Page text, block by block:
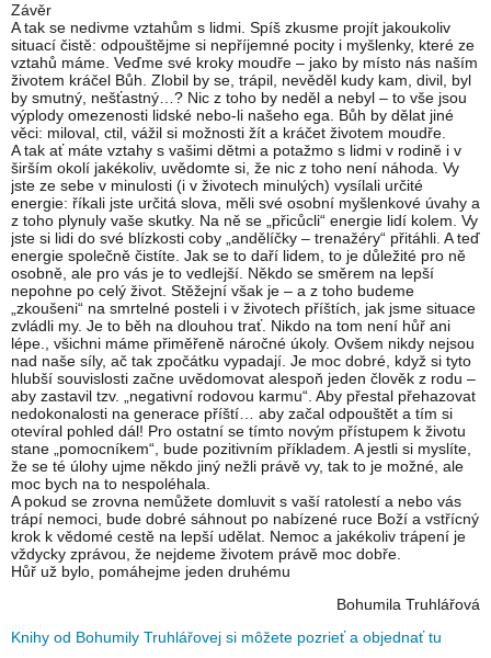
Závěr
A tak se nedivme vztahům s lidmi. Spíš zkusme projít jakoukoliv
situací čistě: odpouštějme si nepříjemné pocity i myšlenky, které ze
vztahů máme. Veďme své kroky moudře – jako by místo nás naším
životem kráčel Bůh. Zlobil by se, trápil, nevěděl kudy kam, divil, byl
by smutný, nešťastný…? Nic z toho by neděl a nebyl – to vše jsou
výplody omezenosti lidské nebo-li našeho ega. Bůh by dělat jiné
věci: miloval, ctil, vážil si možnosti žít a kráčet životem moudře.
A tak ať máte vztahy s vašimi dětmi a potažmo s lidmi v rodině i v
širším okolí jakékoliv, uvědomte si, že nic z toho není náhoda. Vy
jste ze sebe v minulosti (i v životech minulých) vysílali určité
energie: říkali jste určitá slova, měli své osobní myšlenkové úvahy a
z toho plynuly vaše skutky. Na ně se „přicůcli“ energie lidí kolem. Vy
jste si lidi do své blízkosti coby „andělíčky – trenažéry“ přitáhli. A teď
energie společně čistíte. Jak se to daří lidem, to je důležité pro ně
osobně, ale pro vás je to vedlejší. Někdo se směrem na lepší
nepohne po celý život. Stěžejní však je – a z toho budeme
„zkoušeni“ na smrtelné posteli i v životech příštích, jak jsme situace
zvládli my. Je to běh na dlouhou trať. Nikdo na tom není hůř ani
lépe., všichni máme přiměřeně náročné úkoly. Ovšem nikdy nejsou
nad naše síly, ač tak zpočátku vypadají. Je moc dobré, když si tyto
hlubší souvislosti začne uvědomovat alespoň jeden člověk z rodu –
aby zastavil tzv. „negativní rodovou karmu“. Aby přestal přehazovat
nedokonalosti na generace příští… aby začal odpouštět a tím si
otevíral pohled dál! Pro ostatní se tímto novým přístupem k životu
stane „pomocníkem“, bude pozitivním příkladem. A jestli si myslíte,
že se té úlohy ujme někdo jiný nežli právě vy, tak to je možné, ale
moc bych na to nespoléhala.
A pokud se zrovna nemůžete domluvit s vaší ratolestí a nebo vás
trápí nemoci, bude dobré sáhnout po nabízené ruce Boží a vstřícný
krok k vědomé cestě na lepší udělat. Nemoc a jakékoliv trápení je
vždycky zprávou, že nejdeme životem právě moc dobře.
Hůř už bylo, pomáhejme jeden druhému
Bohumila Truhlářová
Knihy od Bohumily Truhlářovej si môžete pozrieť a objednať tu